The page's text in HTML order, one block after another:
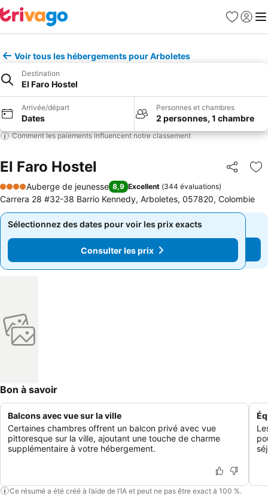
Favoris
Se
Voir tous les hébergements pour Arboletes
Destination
El Faro Hostel
Arrivée/départ
Dates
Personnes et chambres
2 personnes, 1 chambre
Comment les paiements influencent notre classement
El Faro Hostel Partager
4 Étoiles
Auberge de jeunesse 8,9 Excellent (344 évaluations)
Carrera 28 #32-38 Barrio Kennedy, Arboletes, 057820, Colombie
Sélectionnez des dates pour voir les prix exacts
Consulter les prix
Sélectionnez des dates pour voir les prix exacts
Consulter les prix
Bon à savoir
Balcons avec vue sur la ville
Certaines chambres offrent un balcon privé avec vue
pittoresque sur la ville, ajoutant une touche de charme
supplémentaire à votre hébergement.
Ce résumé a été créé à l’aide de l’IA et peut ne pas être exact à 100 %.